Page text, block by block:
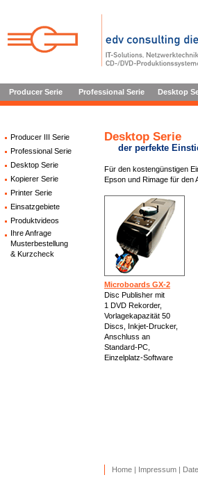
Producer Serie Professional Serie Desktop
Producer III Serie
Professional Serie
Desktop Serie
Kopierer Serie
Printer Serie
Einsatzgebiete
Produktvideos
Ihre Anfrage
Musterbestellung
& Kurzcheck
Desktop Serie
der perfekte
Für den kostengünstigen
Epson und Rimage für den
Microboards GX-2
Disc Publisher mit
1 DVD Rekorder,
Vorlagekapazität 50
Discs, Inkjet-Drucker,
Anschluss an
Standard-PC,
Einzelplatz-Software
Home | Impressum |